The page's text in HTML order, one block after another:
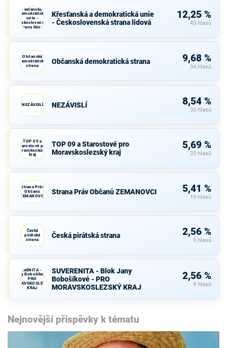
Křesťanská a
demokratická
unie -
Československá
strana lidová
Křesťanská a demokratická unie
- Československá strana lidová
12,25 %
43 hlasů
Občanská
demokratická
strana
Občanská demokratická strana 9,68 %
34 hlasů
NEZÁVISLÍ NEZÁVISLÍ 8,54 %
30 hlasů
TOP 09 a
Starostové pro
Moravskoslezský
kraj
TOP 09 a Starostové pro
Moravskoslezský kraj
5,69 %
20 hlasů
Strana Práv
Občanů
ZEMANOVCI
Strana Práv Občanů ZEMANOVCI 5,41 %
19 hlasů
Česká
pirátská
strana
Česká pirátská strana 2,56 %
9 hlasů
SUVERENITA - Blok
Jany Bobošíkové -
PRO
MORAVSKOSLEZSKÝ
KRAJ
SUVERENITA - Blok Jany
Bobošíkové - PRO
MORAVSKOSLEZSKÝ KRAJ
2,56 %
9 hlasů
Nejnovější příspěvky k tématu